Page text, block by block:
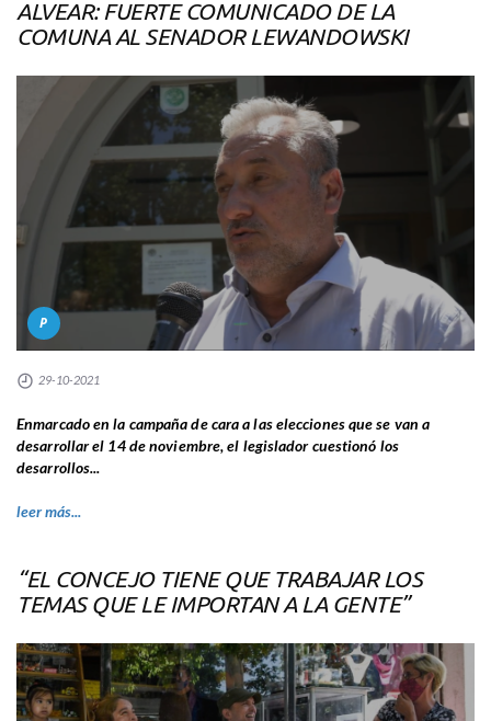
ALVEAR: FUERTE COMUNICADO DE LA
COMUNA AL SENADOR LEWANDOWSKI
P
29-10-2021
Enmarcado en la campaña de cara a las elecciones que se van a
desarrollar el 14 de noviembre, el legislador cuestionó los
desarrollos...
leer más...
“EL CONCEJO TIENE QUE TRABAJAR LOS
TEMAS QUE LE IMPORTAN A LA GENTE”